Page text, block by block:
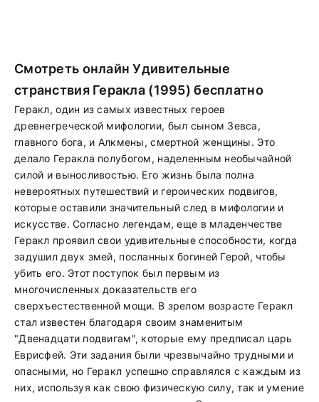
Смотреть онлайн Удивительные
странствия Геракла (1995) бесплатно
Геракл, один из самых известных героев
древнегреческой мифологии, был сыном Зевса,
главного бога, и Алкмены, смертной женщины. Это
делало Геракла полубогом, наделенным необычайной
силой и выносливостью. Его жизнь была полна
невероятных путешествий и героических подвигов,
которые оставили значительный след в мифологии и
искусстве. Согласно легендам, еще в младенчестве
Геракл проявил свои удивительные способности, когда
задушил двух змей, посланных богиней Герой, чтобы
убить его. Этот поступок был первым из
многочисленных доказательств его
сверхъестественной мощи. В зрелом возрасте Геракл
стал известен благодаря своим знаменитым
"Двенадцати подвигам", которые ему предписал царь
Еврисфей. Эти задания были чрезвычайно трудными и
опасными, но Геракл успешно справлялся с каждым из
них, используя как свою физическую силу, так и умение